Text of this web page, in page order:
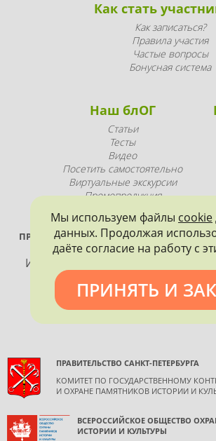
Как стать
Как записаться?
Правила участия
Частые вопросы
Бонусная система
Наш блОГ
Статьи
Тесты
Видео
Посетить самостоятельно
Виртуальные экскурсии
Промопродукция
ПРОЕКТ РЕАЛИЗУЕТСЯ ПРИ ПОДДЕРЖКЕ
ПЕТЕРБУРГА
Использование материалов,
допускается только с согласия
обязательной ссылкой на
ПРАВИТЕЛЬСТВО САНКТ-ПЕТЕРБУРГА
КОМИТЕТ ПО ГОСУДАРСТВЕННОМУ
И ОХРАНЕ ПАМЯТНИКОВ ИСТОРИИ И
ВСЕРОССИЙСКОЕ ОБЩЕСТВО
ИСТОРИИ И КУЛЬТУРЫ
Мы используем файлы cookie
данных. Продолжая
даёте согласие на работу с
ПРИНЯТЬ И